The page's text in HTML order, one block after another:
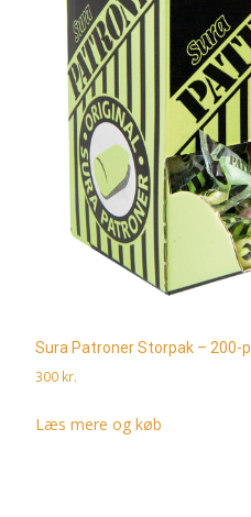
Sura Patroner Storpak – 200-
300 kr.
Læs mere og køb